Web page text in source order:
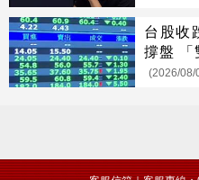
台股收
撐盤 「
(2026/08/